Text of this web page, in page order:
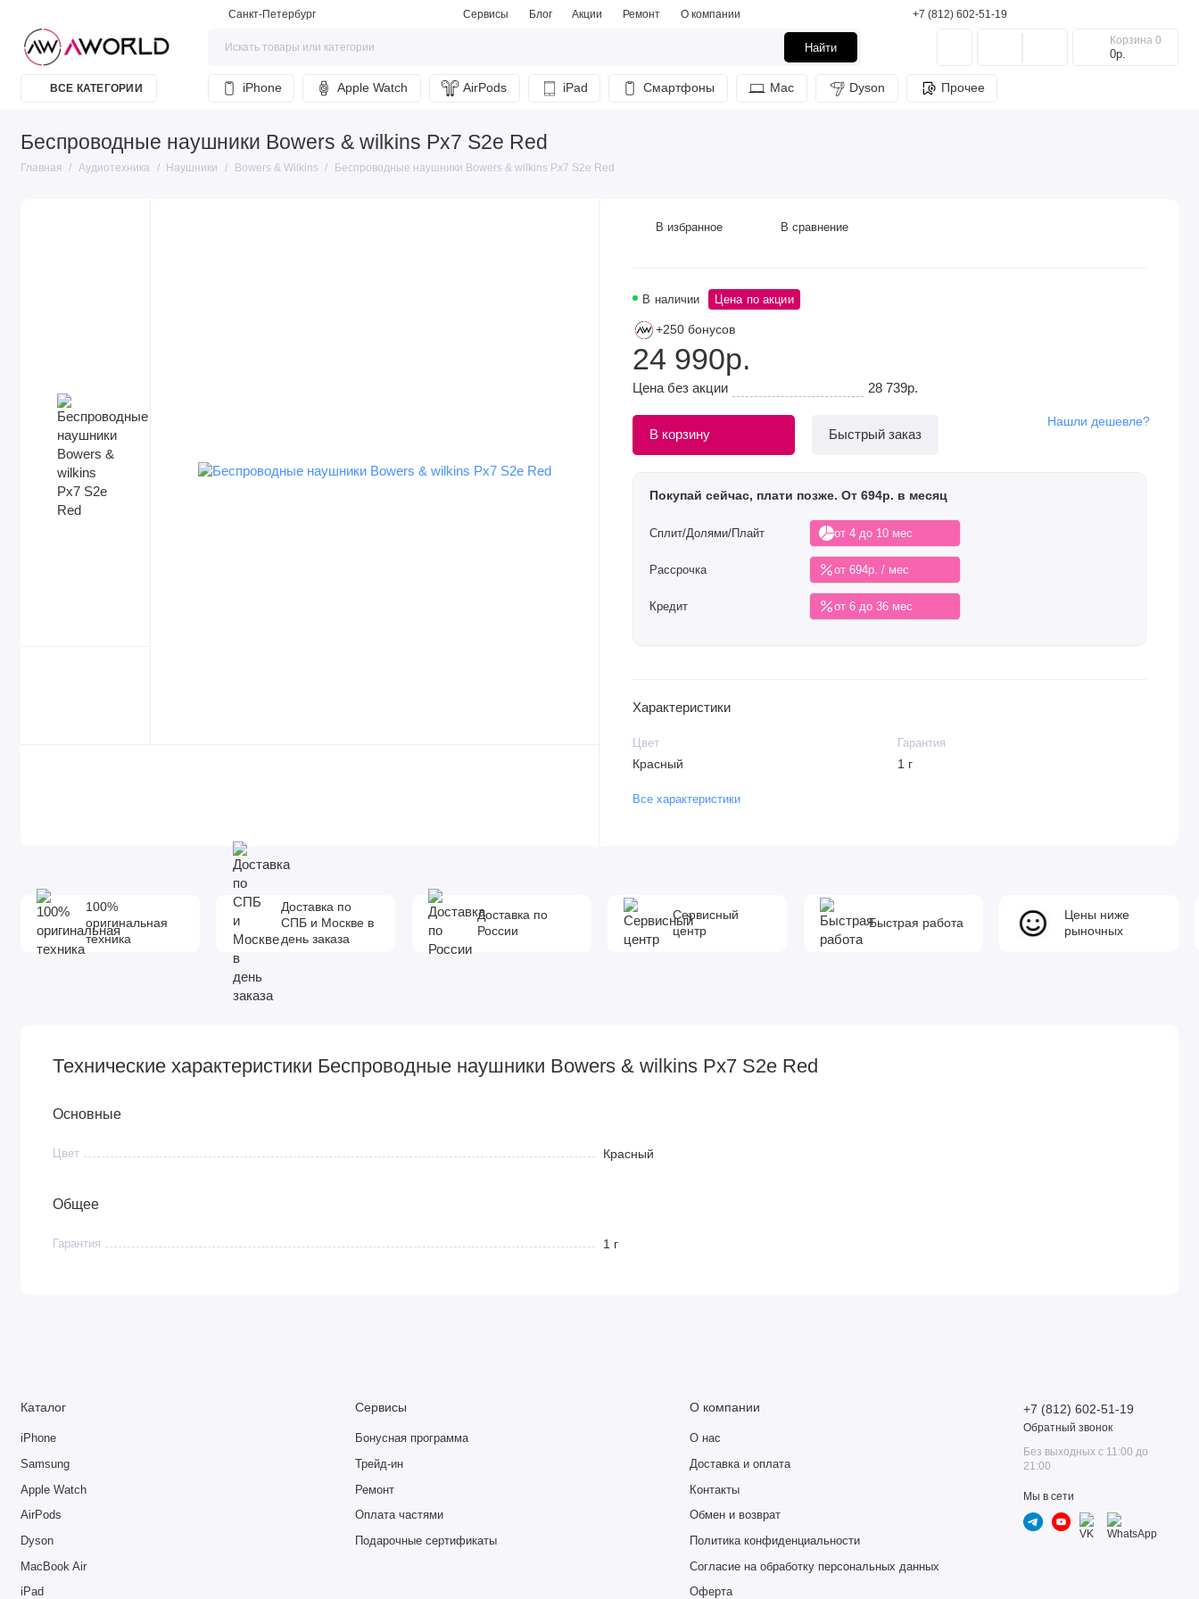
Санкт-Петербург Сервисы Блог Акции Ремонт О компании +7 (812) 602-51-19
Найти
Корзина 0
0р.
ВСЕ КАТЕГОРИИ iPhone Apple Watch AirPods iPad Смартфоны Mac Dyson Прочее
Беспроводные наушники Bowers & wilkins Px7 S2e Red
Главная Аудиотехника Наушники Bowers & Wilkins Беспроводные наушники Bowers & wilkins Px7 S2e Red
В наличии Цена по акции
+250 бонусов
24 990р.
Цена без акции 28 739р.
В корзину Быстрый заказ
Нашли дешевле?
Покупай сейчас, плати позже. От 694р. в месяц
Сплит/Долями/Плайт от 4 до 10 мес
Рассрочка от 694р. / мес
Кредит от 6 до 36 мес
В избранное В сравнение
Характеристики
Цвет
Красный
Гарантия
1 г
Все характеристики
100%
оригинальная
техника
Доставка по
СПБ и Москве в
день заказа
Доставка по
России
Сервисный
центр
Быстрая работа
Цены ниже
рыночных
Технические характеристики Беспроводные наушники Bowers & wilkins Px7 S2e Red
Основные
Цвет Красный
Общее
Гарантия 1 г
Каталог
iPhone
Samsung
Apple Watch
AirPods
Dyson
MacBook Air
iPad
Сервисы
Бонусная программа
Трейд-ин
Ремонт
Оплата частями
Подарочные сертификаты
О компании
О нас
Доставка и оплата
Контакты
Обмен и возврат
Политика конфиденциальности
Согласие на обработку персональных данных
Оферта
+7 (812) 602-51-19
Обратный звонок
Без выходных с 11:00 до
21:00
Мы в сети